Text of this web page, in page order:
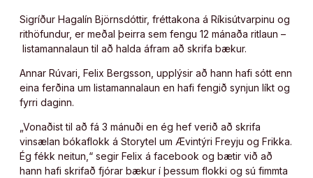
Sigríður Hagalín Björnsdóttir, fréttakona á Ríkisútvarpinu og
rithöfundur, er meðal þeirra sem fengu 12 mánaða ritlaun –
listamannalaun til að halda áfram að skrifa bækur.
Annar Rúvari, Felix Bergsson, upplýsir að hann hafi sótt enn
eina ferðina um listamannalaun en hafi fengið synjun líkt og
fyrri daginn.
„Vonaðist til að fá 3 mánuði en ég hef verið að skrifa
vinsælan bókaflokk á Storytel um Ævintýri Freyju og Frikka.
Ég fékk neitun,“ segir Felix á facebook og bætir við að
hann hafi skrifað fjórar bækur í þessum flokki og sú fimmta